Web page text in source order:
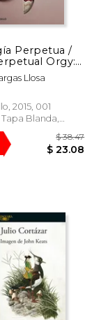
Perpetua /
Orgy:
and Madame
Llosa
2015, 001
Blanda,
40%
dcto.